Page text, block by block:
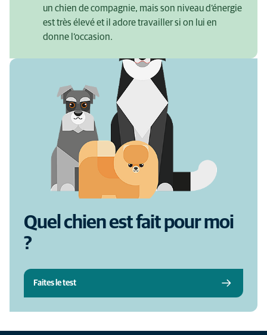
un chien de compagnie, mais son niveau d’énergie
est très élevé et il adore travailler si on lui en
donne l’occasion.
Quel chien est fait pour moi
?
Faites le test